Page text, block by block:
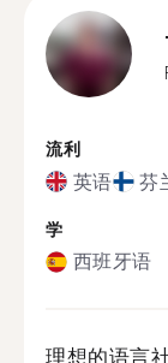
流利
英语 芬
学
西班牙语
理想的语言